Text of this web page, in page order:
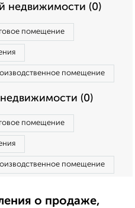
недвижимости (0)
помещение
помещение
(0)
помещение
помещение
о продаже,